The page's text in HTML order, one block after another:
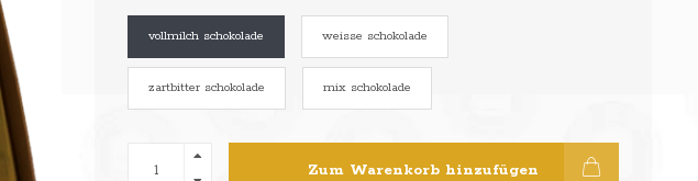
vollmilch schokolade weisse schokolade
zartbitter schokolade mix schokolade
Zum Warenkorb hinzufügen